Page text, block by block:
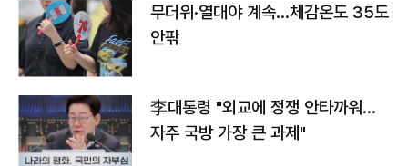
무더위·열대야 계속…체감온도 35도
안팎
李대통령 "외교에 정쟁 안타까워…
자주 국방 가장 큰 과제"